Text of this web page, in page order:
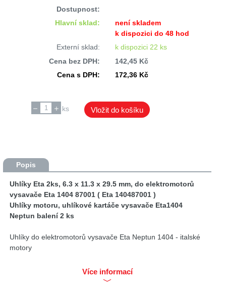
Dostupnost:
Hlavní sklad:
není skladem
k dispozici do 48 hod
Externí sklad:
k dispozici 22 ks
Cena bez DPH:
142,45 Kč
Cena s DPH:
172,36 Kč
ks Vložit do košíku
Popis
Uhlíky Eta 2ks, 6.3 x 11.3 x 29.5 mm, do elektromotorů
vysavače Eta 1404 87001 ( Eta 140487001 )
Uhlíky motoru, uhlíkové kartáče vysavače Eta1404
Neptun balení 2 ks
Uhlíky do elektromotorů vysavače Eta Neptun 1404 - italské
motory
Více informací